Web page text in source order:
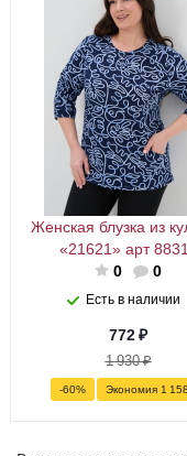
Женская блузка из
«21621» арт
0
0
Есть в наличии
772₽
1 930₽
-60% Экономия 1 158